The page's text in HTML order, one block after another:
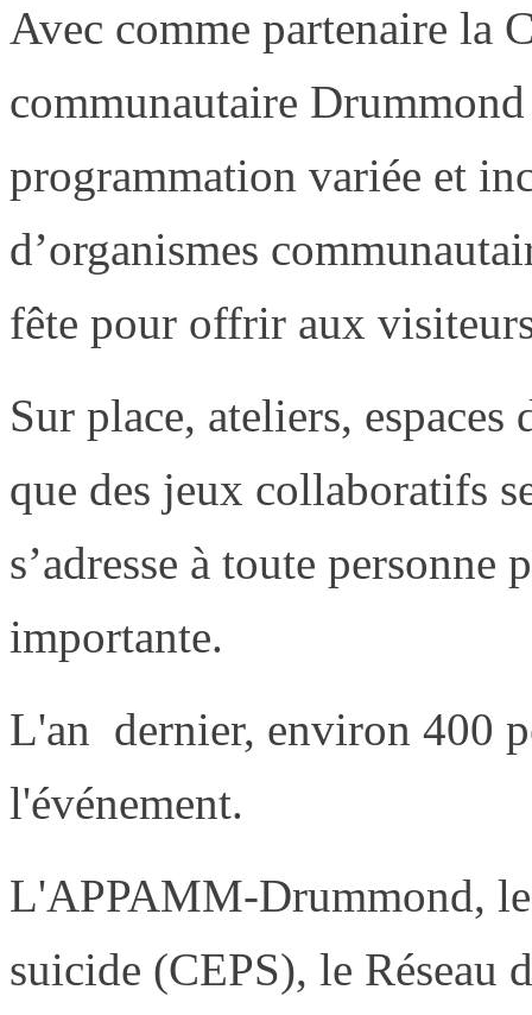
Avec comme partenaire la
communautaire
programmation variée et
d’organismes
fête pour offrir aux
Sur place, ateliers, espaces
que des jeux collaboratifs
s’adresse à toute
importante.
L'an dernier, environ 400
l'événement.
L'APPAMM-Drummond,
suicide (CEPS), le Réseau